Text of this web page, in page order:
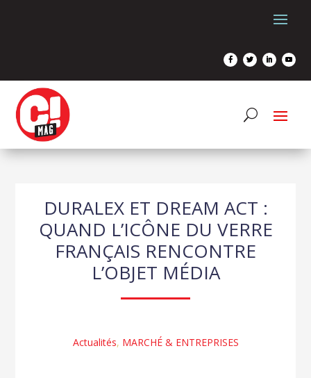
DURALEX ET DREAM ACT :
QUAND L’ICÔNE DU VERRE
FRANÇAIS RENCONTRE
L’OBJET MÉDIA
Actualités, MARCHÉ & ENTREPRISES